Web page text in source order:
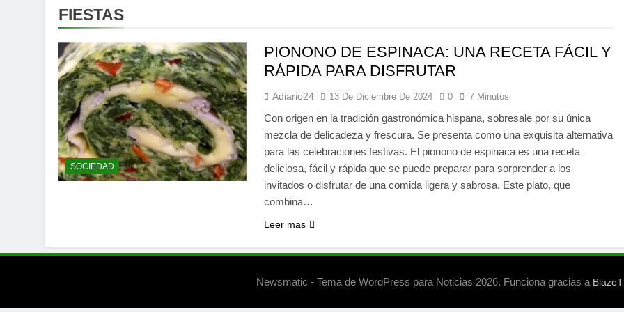
FIESTAS
SOCIEDAD
PIONONO DE ESPINACA: UNA RECETA FÁCIL Y
RÁPIDA PARA DISFRUTAR
Adiario24 13 De Diciembre De 2024 0 7 Minutos
Con origen en la tradición gastronómica hispana, sobresale por su única
mezcla de delicadeza y frescura. Se presenta como una exquisita alternativa
para las celebraciones festivas. El pionono de espinaca es una receta
deliciosa, fácil y rápida que se puede preparar para sorprender a los
invitados o disfrutar de una comida ligera y sabrosa. Este plato, que
combina…
Leer mas
Newsmatic - Tema de WordPress para Noticias 2026. Funciona gracias a